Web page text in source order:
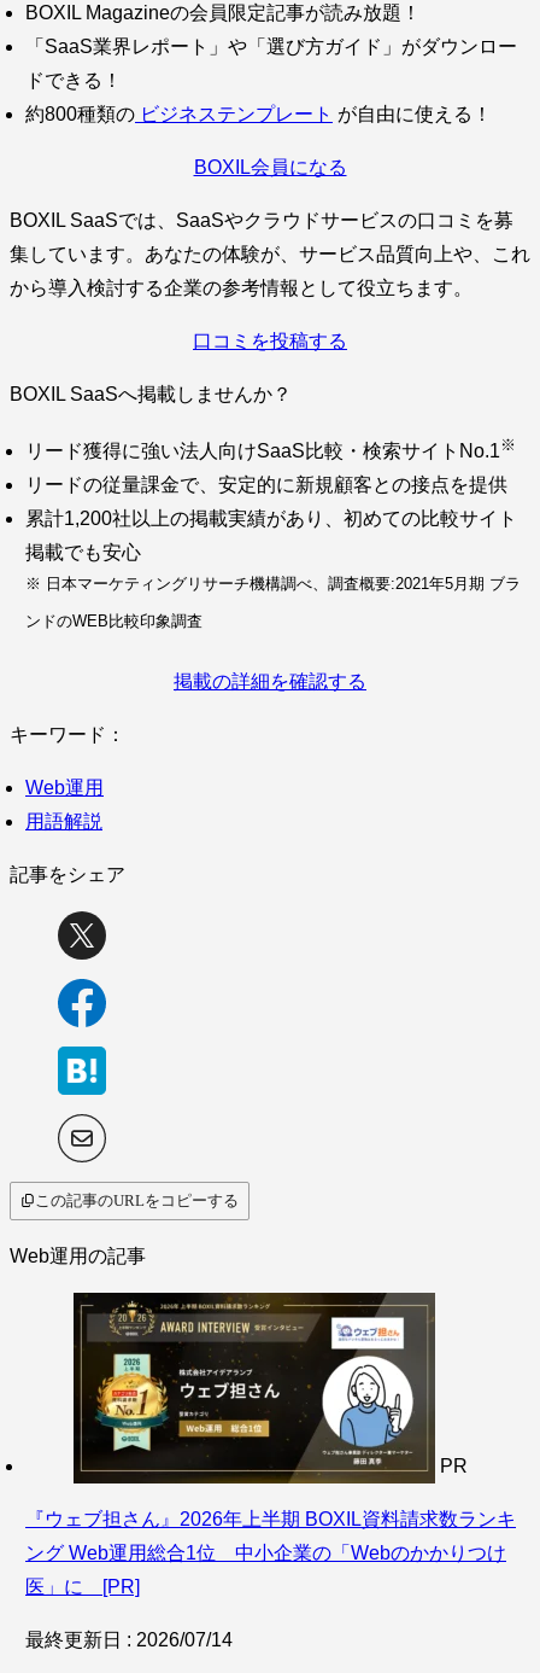
BOXIL Magazineの会員限定記事が読み放題！
「SaaS業界レポート」や「選び方ガイド」がダウンロー
ドできる！
約800種類の ビジネステンプレート が自由に使える！
BOXIL会員になる
BOXIL SaaSでは、SaaSやクラウドサービスの口コミを募
集しています。あなたの体験が、サービス品質向上や、これ
から導入検討する企業の参考情報として役立ちます。
口コミを投稿する
BOXIL SaaSへ掲載しませんか？
リード獲得に強い法人向けSaaS比較・検索サイトNo.1 ※
リードの従量課金で、安定的に新規顧客との接点を提供
累計1,200社以上の掲載実績があり、初めての比較サイト
掲載でも安心
※ 日本マーケティングリサーチ機構調べ、調査概要:2021年5月期 ブラ
ンドのWEB比較印象調査
掲載の詳細を確認する
キーワード：
Web運用
用語解説
記事をシェア
この記事のURLをコピーする
Web運用の記事
PR
『ウェブ担さん』2026年上半期 BOXIL資料請求数ランキ
ング Web運用総合1位 中小企業の「Webのかかりつけ
医」に [PR]
最終更新日 : 2026/07/14